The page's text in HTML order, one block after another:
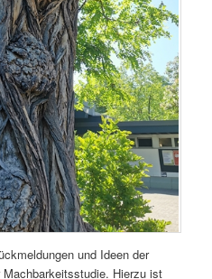
und Ideen der
Hierzu ist